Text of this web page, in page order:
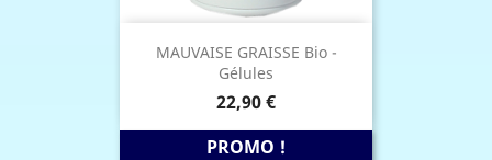
MAUVAISE GRAISSE Bio -
Gélules
Prix
22,90 €
PROMO !